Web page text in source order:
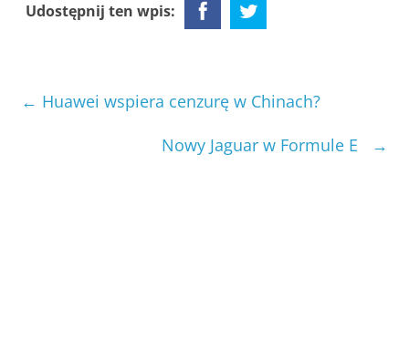
Udostępnij ten wpis:
← Huawei wspiera cenzurę w Chinach?
Nowy Jaguar w Formule E
→